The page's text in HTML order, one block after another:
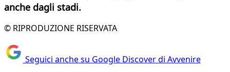
anche dagli stadi.
© RIPRODUZIONE RISERVATA
Seguici anche su Google Discover di Avvenire